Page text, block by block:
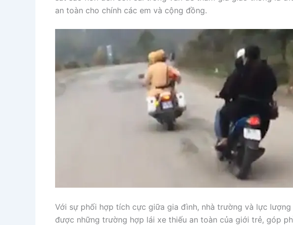
an toàn cho chính các em và cộng đồng.
Với sự phối hợp tích cực giữa gia đình, nhà trường và lực
được những trường hợp lái xe thiếu an toàn của giới trẻ, góp